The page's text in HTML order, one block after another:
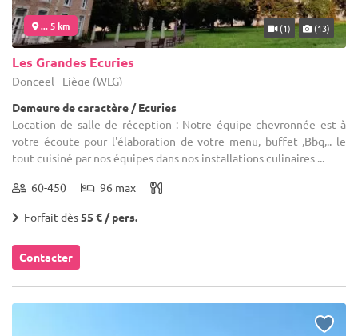
... 5 km (1) (13)
Les Grandes Ecuries
Donceel - Liège (WLG)
Demeure de caractère / Ecuries
Location de salle de réception : Notre équipe chevronnée est à
votre écoute pour l'élaboration de votre menu, buffet ,Bbq,.. le
tout cuisiné par nos équipes dans nos installations culinaires ...
60-450 96 max
Forfait dès55 € / pers.
Contacter